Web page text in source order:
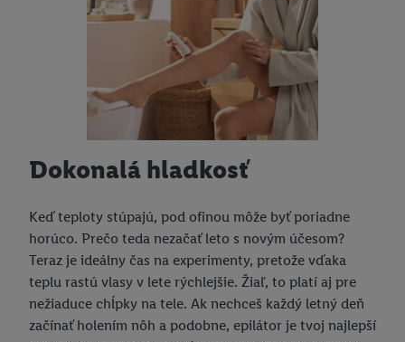
Dokonalá hladkosť
Keď teploty stúpajú, pod ofinou môže byť poriadne
horúco. Prečo teda nezačať leto s novým účesom?
Teraz je ideálny čas na experimenty, pretože vďaka
teplu rastú vlasy v lete rýchlejšie. Žiaľ, to platí aj pre
nežiaduce chĺpky na tele. Ak nechceš každý letný deň
začínať holením nôh a podobne, epilátor je tvoj najlepší